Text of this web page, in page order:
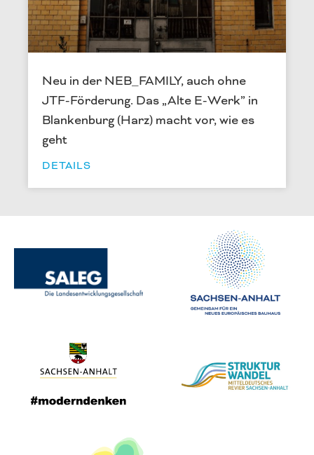
Neu in der NEB_FAMILY, auch ohne
JTF-Förderung. Das „Alte E-Werk” in
Blankenburg (Harz) macht vor, wie es
geht
DETAILS